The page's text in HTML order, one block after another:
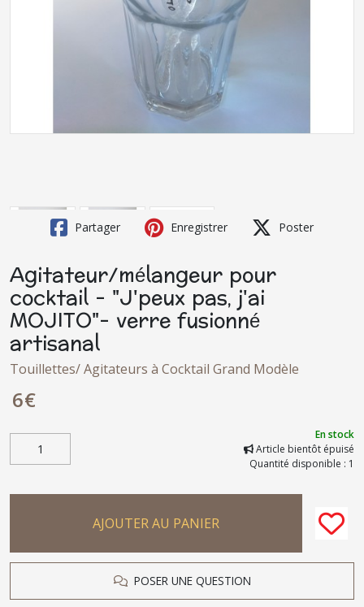
Partager Enregistrer Poster
Agitateur/mélangeur pour
cocktail - "J'peux pas, j'ai
MOJITO"- verre fusionné
artisanal
Touillettes/ Agitateurs à Cocktail Grand Modèle
6€
En stock
Article bientôt épuisé
Quantité disponible : 1
AJOUTER AU PANIER
POSER UNE QUESTION